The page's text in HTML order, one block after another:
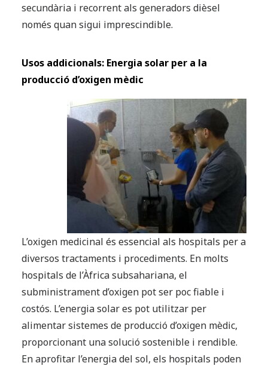
secundària i recorrent als generadors dièsel
només quan sigui imprescindible.
Usos addicionals: Energia solar per a la
producció d’oxigen mèdic
L’oxigen medicinal és essencial als hospitals per a
diversos tractaments i procediments. En molts
hospitals de l’Àfrica subsahariana, el
subministrament d’oxigen pot ser poc fiable i
costós. L’energia solar es pot utilitzar per
alimentar sistemes de producció d’oxigen mèdic,
proporcionant una solució sostenible i rendible.
En aprofitar l’energia del sol, els hospitals poden